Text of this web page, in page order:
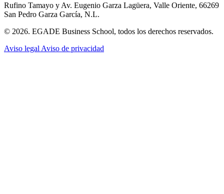
Rufino Tamayo y Av. Eugenio Garza Lagüera, Valle Oriente, 66269
San Pedro Garza García, N.L.
© 2026. EGADE Business School, todos los derechos reservados.
Aviso legal Aviso de privacidad